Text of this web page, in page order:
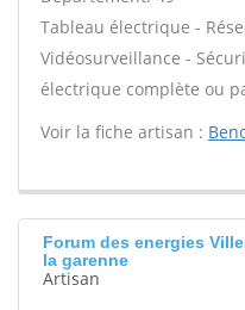
Tableau électrique -
Vidéosurveillance -
électrique complète ou
Voir la fiche artisan :
Forum des energies
la garenne
Artisan